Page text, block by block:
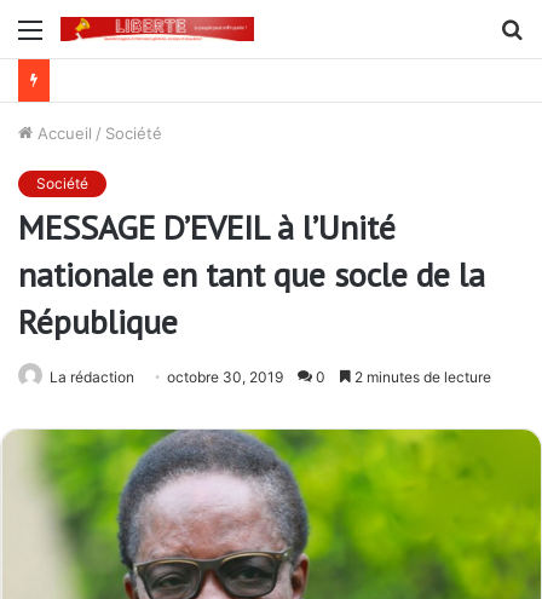
Menu
Accueil / Société
Société
MESSAGE D’EVEIL à l’Unité
nationale en tant que socle de la
République
La rédaction octobre 30, 2019 0 2 minutes de lecture